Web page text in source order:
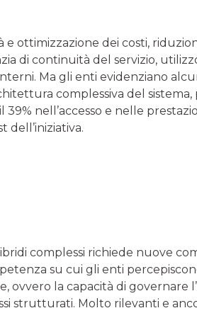
e ottimizzazione dei costi,
di continuità del servizio,
Ma gli enti evidenziano
complessiva del sistema,
39% nell’accesso e nelle
dell’iniziativa.
complessi richiede nuove
su cui gli enti
ovvero la capacità di governare
strutturati. Molto rilevanti e